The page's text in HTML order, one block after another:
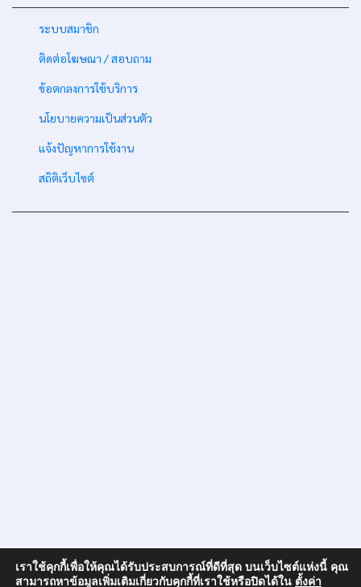
เราใช้คุกกี้เพื่อให้คุณได้รับประสบการณ์ที่ดีที่สุด บนเว็บไซต์แห่งนี้ คุณ
สามารถหาข้อมูลเพิ่มเติมเกี่ยวกับคุกกี้ที่เราใช้หรือปิดได้ใน ตั้งค่า
ระบบสมาชิก
ติดต่อโฆษณา / สอบถาม
ข้อตกลงการใช้บริการ
นโยบายความเป็นส่วนตัว
แจ้งปัญหาการใช้งาน
สถิติเว็บไซต์